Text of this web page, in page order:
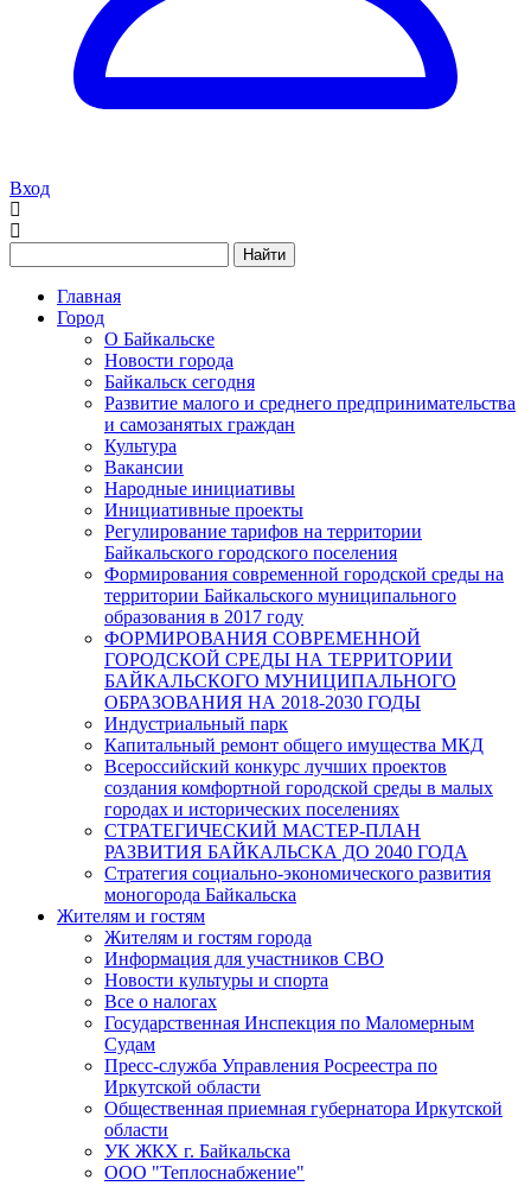
Вход
Найти
Главная
Город
О Байкальске
Новости города
Байкальск сегодня
Развитие малого и среднего предпринимательства
и самозанятых граждан
Культура
Вакансии
Народные инициативы
Инициативные проекты
Регулирование тарифов на территории
Байкальского городского поселения
Формирования современной городской среды на
территории Байкальского муниципального
образования в 2017 году
ФОРМИРОВАНИЯ СОВРЕМЕННОЙ
ГОРОДСКОЙ СРЕДЫ НА ТЕРРИТОРИИ
БАЙКАЛЬСКОГО МУНИЦИПАЛЬНОГО
ОБРАЗОВАНИЯ НА 2018-2030 ГОДЫ
Индустриальный парк
Капитальный ремонт общего имущества МКД
Всероссийский конкурс лучших проектов
создания комфортной городской среды в малых
городах и исторических поселениях
СТРАТЕГИЧЕСКИЙ МАСТЕР-ПЛАН
РАЗВИТИЯ БАЙКАЛЬСКА ДО 2040 ГОДА
Стратегия социально-экономического развития
моногорода Байкальска
Жителям и гостям
Жителям и гостям города
Информация для участников СВО
Новости культуры и спорта
Все о налогах
Государственная Инспекция по Маломерным
Судам
Пресс-служба Управления Росреестра по
Иркутской области
Общественная приемная губернатора Иркутской
области
УК ЖКХ г. Байкальска
ООО "Теплоснабжение"